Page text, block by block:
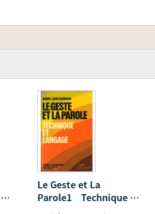
Le Geste et La
Parole1 Technique et
Langage